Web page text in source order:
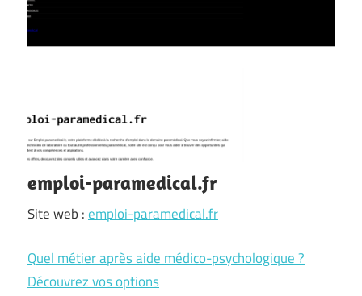
emploi-paramedical.fr
Site web :emploi-paramedical.fr
Quel métier après aide médico-psychologique ?
Découvrez vos options